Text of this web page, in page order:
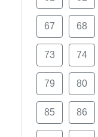
67 68
73 74
79 80
85 86